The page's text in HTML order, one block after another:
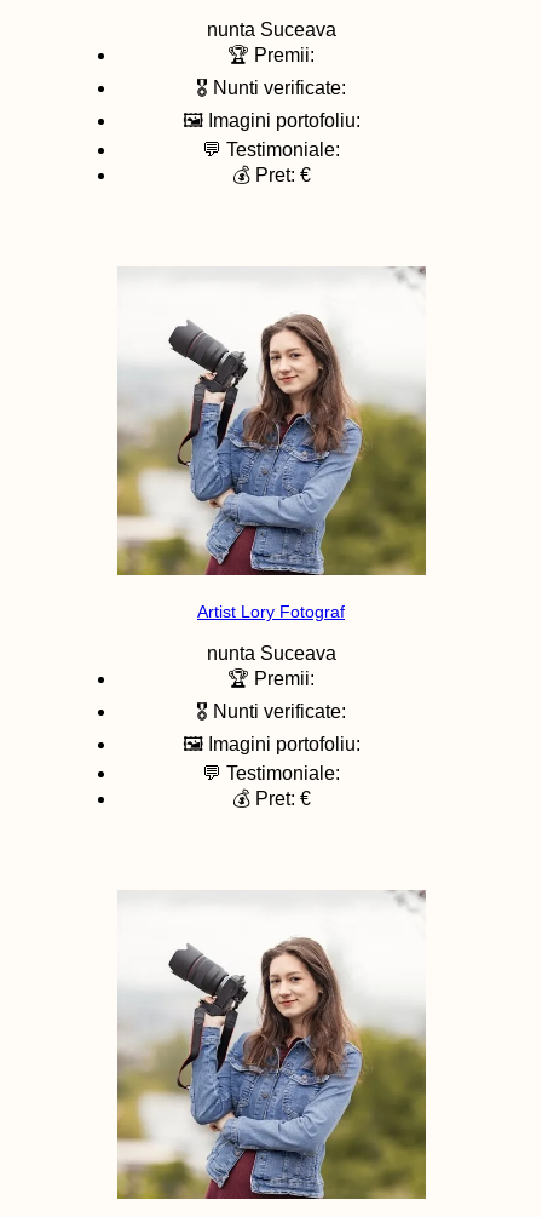
nunta Suceava
🏆 Premii:
🎖️ Nunti verificate:
🖼️ Imagini portofoliu:
💬 Testimoniale:
💰 Pret: €
Artist Lory Fotograf
nunta Suceava
🏆 Premii:
🎖️ Nunti verificate:
🖼️ Imagini portofoliu:
💬 Testimoniale:
💰 Pret: €